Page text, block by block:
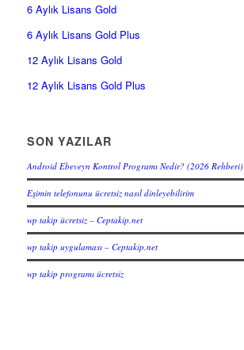
6 Aylık Lisans Gold
6 Aylık Lisans Gold Plus
12 Aylık Lisans Gold
12 Aylık Lisans Gold Plus
SON YAZILAR
Android Ebeveyn Kontrol Programı Nedir? (2026 Rehberi)
Eşimin telefonunu ücretsiz nasıl dinleyebilirim
wp takip ücretsiz – Ceptakip.net
wp takip uygulaması – Ceptakip.net
wp takip programı ücretsiz